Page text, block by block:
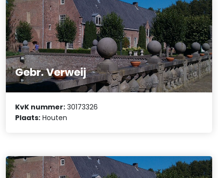
Gebr. Verweij
KvK nummer: 30173326
Plaats: Houten